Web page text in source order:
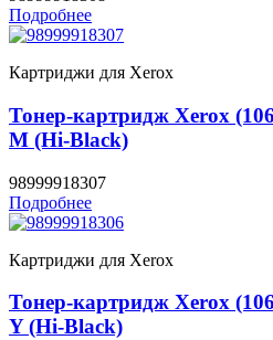
Подробнее
Картриджи для Xerox
Тонер-картридж Xerox
M (Hi-Black)
98999918307
Подробнее
Картриджи для Xerox
Тонер-картридж Xerox
Y (Hi-Black)